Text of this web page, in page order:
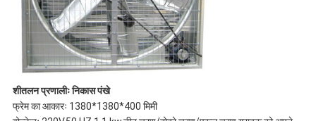
शीतलन प्रणालीः निकास पंखे
फ्रेम का आकारः 1380*1380*400 मिमी